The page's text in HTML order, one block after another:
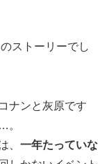
ストーリーでし
ナンと灰原です
。
、 一年たっていな